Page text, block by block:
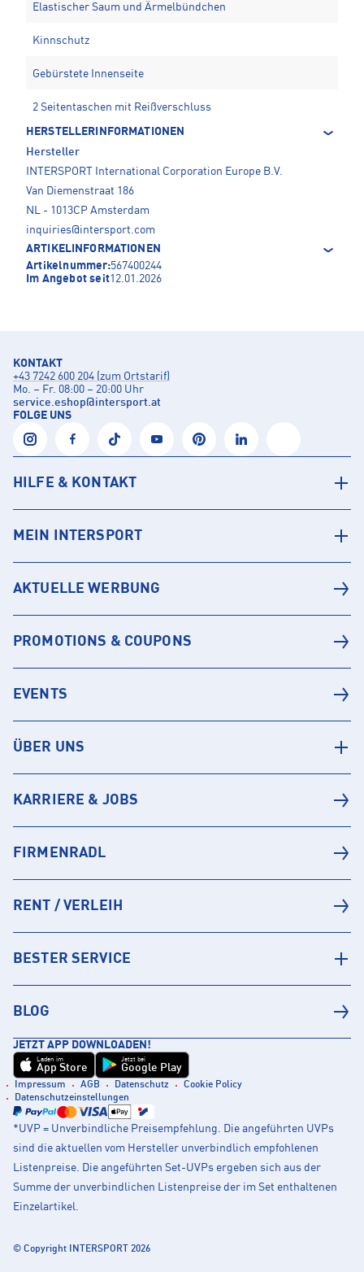
Elastischer Saum und Ärmelbündchen
Kinnschutz
Gebürstete Innenseite
2 Seitentaschen mit Reißverschluss
HERSTELLERINFORMATIONEN
Hersteller
INTERSPORT International Corporation Europe B.V.
Van Diemenstraat 186
NL - 1013CP Amsterdam
inquiries@intersport.com
ARTIKELINFORMATIONEN
Artikelnummer:567400244
Im Angebot seit12.01.2026
KONTAKT
+43 7242 600 204 (zum Ortstarif)
Mo. – Fr. 08:00 – 20:00 Uhr
service.eshop@intersport.at
FOLGE UNS
HILFE & KONTAKT
MEIN INTERSPORT
AKTUELLE WERBUNG
PROMOTIONS & COUPONS
EVENTS
ÜBER UNS
KARRIERE & JOBS
FIRMENRADL
RENT / VERLEIH
BESTER SERVICE
BLOG
JETZT APP DOWNLOADEN!
Laden im
App Store
Jetzt bei
Google Play
Impressum AGB Datenschutz
Cookie Policy
Datenschutzeinstellungen
*UVP = Unverbindliche Preisempfehlung. Die angeführten UVPs
sind die aktuellen vom Hersteller unverbindlich empfohlenen
Listenpreise. Die angeführten Set-UVPs ergeben sich aus der
Summe der unverbindlichen Listenpreise der im Set enthaltenen
Einzelartikel.
© Copyright INTERSPORT 2026